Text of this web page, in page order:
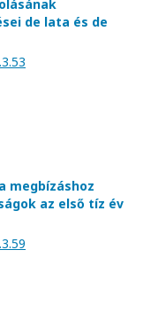
de lata és de
megbízáshoz
az első tíz év